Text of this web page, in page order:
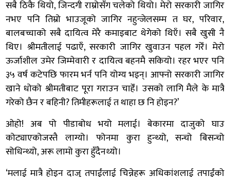
सबै ठिकै थियो, जिन्दगी राम्रोसँग चलेको थियो। मेरो सरकारी जागिर
नभए पनि तिम्रो भाउजूको जागिर नहुन्जेलसम्म त घर, परिवार,
बालबच्चाको सबै दायित्व मेरै कमाइबाट थेगेको थिएँ। सबै खुसी नै
थिए। श्रीमतीलाई पढाएँ, सरकारी जागिर खुवाउन पहल गरेँ। मेरो
ऊर्जाशील उमेर जिम्मेवारी र दायित्व बहनमै सकियो। रहर भएर पनि
३५ वर्ष कटेपछि फारम भर्न पनि योग्य भइन्। आफ्नो सरकारी जागिर
खाने धोको श्रीमतीबाट पूरा गराउन चाहेँ। उसको लागि मैले के मात्रै
गरेको छैन र बहिनी? तिमीहरूलाई त थाहा छ नि होइन?’
ओहो! अब पो पीडाबोध भयो मलाई। बेकारमा दाजुको घाउ
कोट्याएकोजस्तै लाग्यो। फोनमा कुरा हुन्थ्यो, सन्चो बिसन्चो
सोधिन्थ्यो, अरू लामो कुरा हुँदैनथ्यो।
‘मलाई मात्रै होइन दाजु तपाईंलाई चिन्नेहरू अधिकांशलाई तपाईंको